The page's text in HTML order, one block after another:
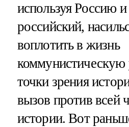
используя Россию
российский,
воплотить в жизнь
точки зрения
вызов против всей
истории. Вот